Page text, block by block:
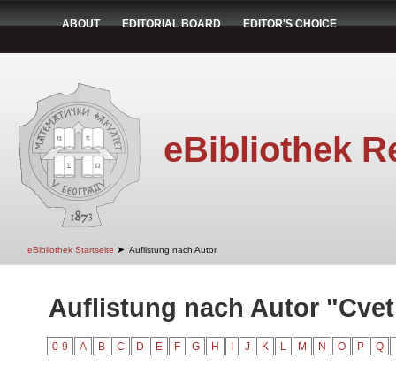
ABOUT EDITORIAL BOARD EDITOR'S CHOICE
eBibliothek
eBibliothek Startseite ➤ Auflistung nach Autor
Auflistung nach Autor
0-9 A B C D E F G H J K L M N O P Q